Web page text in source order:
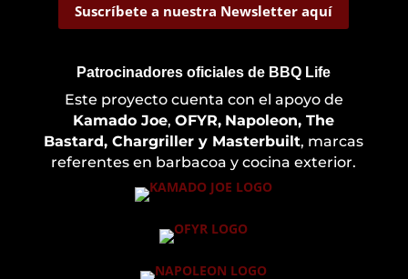
Suscríbete a nuestra Newsletter aquí
Patrocinadores oficiales de BBQ Life
Este proyecto cuenta con el apoyo de
Kamado Joe,OFYR, Napoleon, The
Bastard, Chargriller y Masterbuilt, marcas
referentes en barbacoa y cocina exterior.